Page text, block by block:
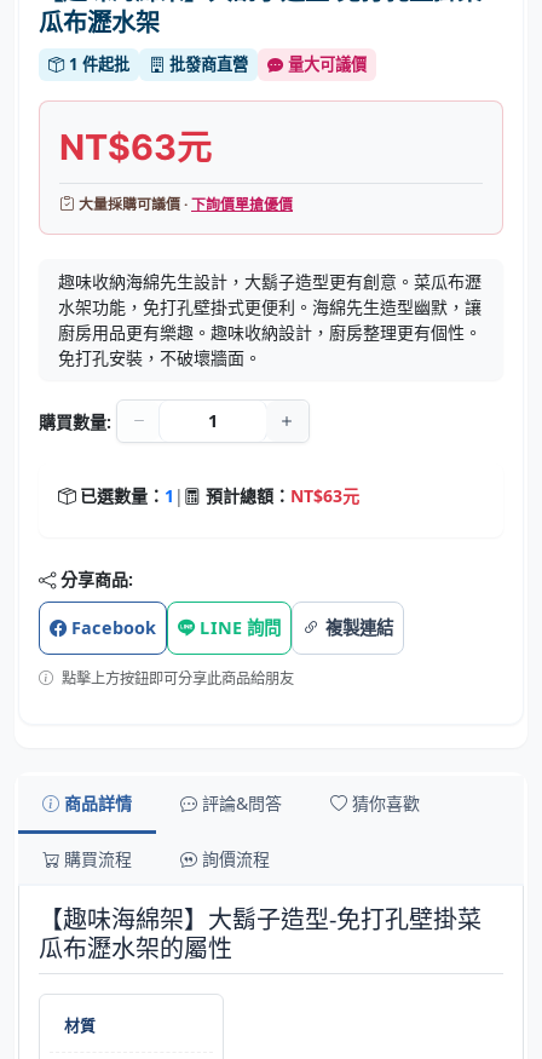
瓜布瀝水架
1 件起批 批發商直營 量大可議價
NT$63元
大量採購可議價 ·下詢價單搶優價
趣味收納海綿先生設計，大鬍子造型更有創意。菜瓜布瀝
水架功能，免打孔壁掛式更便利。海綿先生造型幽默，讓
廚房用品更有樂趣。趣味收納設計，廚房整理更有個性。
免打孔安裝，不破壞牆面。
購買數量:
已選數量： 1 | 預計總額： NT$63元
分享商品:
Facebook LINE 詢問 複製連結
點擊上方按鈕即可分享此商品給朋友
商品詳情 評論&問答 猜你喜歡
購買流程 詢價流程
【趣味海綿架】大鬍子造型-免打孔壁掛菜
瓜布瀝水架的屬性
材質